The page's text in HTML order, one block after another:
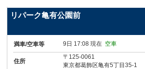
リパーク亀有公園前
満車/空車等 9日 17:08 現在 空車
住所
〒125-0061
東京都葛飾区亀有5丁目35-1